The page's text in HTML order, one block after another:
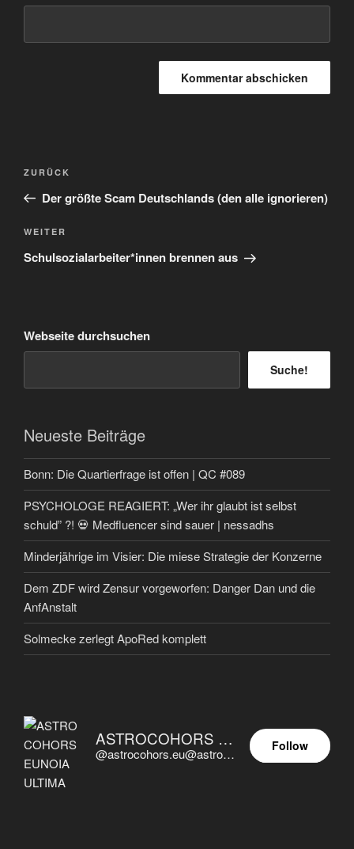
Beitragsnavigation
Vorheriger
Beitrag
ZURÜCK
Der größte Scam Deutschlands (den alle ignorieren)
Nächster
Beitrag
WEITER
Schulsozialarbeiter*innen brennen aus
Webseite durchsuchen
Suche!
Neueste Beiträge
Bonn: Die Quartierfrage ist offen | QC #089
PSYCHOLOGE REAGIERT: „Wer ihr glaubt ist selbst
schuld” ?! 💀 Medfluencer sind sauer | nessadhs
Minderjährige im Visier: Die miese Strategie der Konzerne
Dem ZDF wird Zensur vorgeworfen: Danger Dan und die
AnfAnstalt
Solmecke zerlegt ApoRed komplett
ASTROCOHORS EUNOIA ULTIMA
@astrocohors.eu@astrocohors.eu
Follow